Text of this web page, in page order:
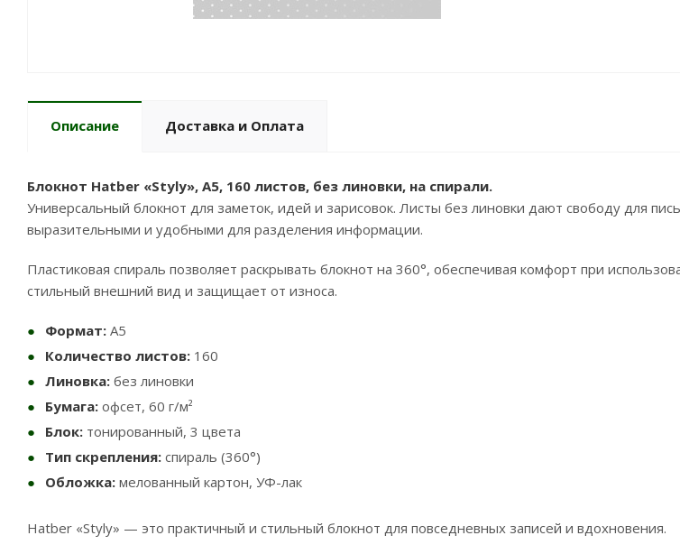
Описание Доставка и Оплата
Блокнот Hatber «Styly», А5, 160 листов, без линовки, на спирали.
Универсальный блокнот для заметок, идей и зарисовок. Листы без линовки дают свободу для
выразительными и удобными для разделения информации.
Пластиковая спираль позволяет раскрывать блокнот на 360°, обеспечивая комфорт при
стильный внешний вид и защищает от износа.
Формат: А5
Количество листов: 160
Линовка: без линовки
Бумага: офсет, 60 г/м²
Блок: тонированный, 3 цвета
Тип скрепления: спираль (360°)
Обложка: мелованный картон, УФ-лак
Hatber «Styly» — это практичный и стильный блокнот для повседневных записей и вдохновения.